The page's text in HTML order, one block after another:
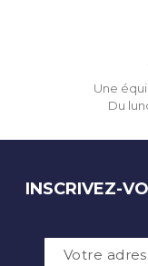
Une
Du
INSCRIVEZ-